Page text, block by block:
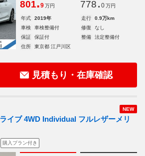
801.9 万円 778. 0 万円
年式 2019年 走行
0.9万km
車検
車検整備付 修復
なし
保証
保証付 整備
法定整備付
住所
東京都 江戸川区
見積もり・在庫確認
NEW
イブ 4WD Individual フルレザーメリ
購入プラン付き